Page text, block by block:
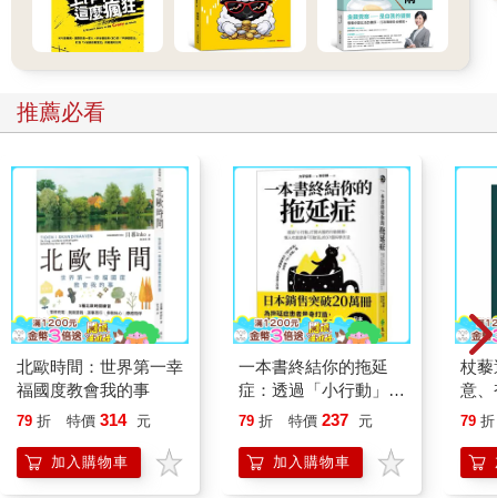
大量的蔬果能整頓修補腸胃，讓腸胃進入「易瘦模式」；同時肝
臟排毒功能恢復後，身體自然而然也恢復「正常模式」；還有助
於改善胰島素敏感性，達到「穩醣模式」。
綠拿鐵加入大豆胜肽，再加上水煮蛋等蛋白質來源，與堅果的好
油脂，能維持肌肉代謝率，避免減重時肌肉大量流失。
10日綠拿鐵的5 個飲用禁忌
實施10 日綠拿鐵計畫，需嚴格遵守以下禁忌，這些禁忌的目的是
減少毒素攝入，促進身體的自然排毒與修復，啟動燃脂膜式。以
下將逐一解析這些禁忌背後的原因及其對健康的影響。
1.禁食精製糖
精製糖是健康的大敵，存在於糖果、甜點等食物中。精製糖進入
體內後，會迅速被吸收並導致血糖飆升，進而刺激胰島素分泌。
如果多餘的熱量無法消耗，便會轉化為脂肪，造成肥胖。
此外，過量的糖分會降低免疫力，影響白血球的活動，讓身體更
容易受到疾病侵襲。根據普林斯頓大學的研究，甜食與吸毒一樣
容易上癮，且經常食用甜食還會促進細胞發炎，加速老化與疾病
的發生。因此，禁食精製糖是減輕身體負擔、恢復健康的關鍵。
2.禁食加工食品
加工食品內含色素、糖精、防腐劑、人工香料等多種添加劑，這
推薦必看
北歐時間：世界第一幸
福國度教會我的事
79 折 特價 314 元
加入購物車
一本書終結你的拖延
症：透過「小行動」打
開大腦的行動開關，懶
的37個科學方法
79 折 特價 237 元
加入購物車
杖
意
恭
79 折